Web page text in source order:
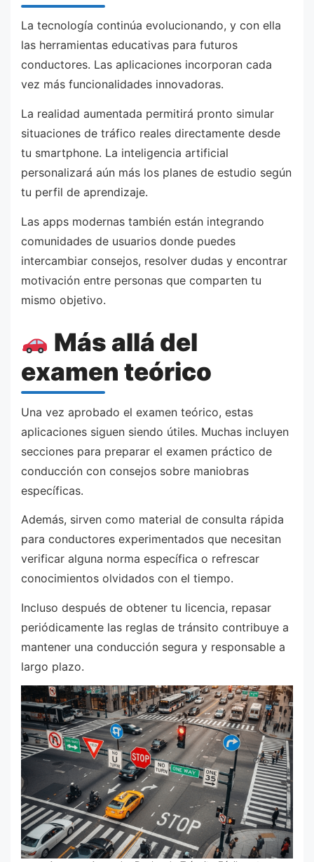
La tecnología continúa evolucionando, y con ella
las herramientas educativas para futuros
conductores. Las aplicaciones incorporan cada
vez más funcionalidades innovadoras.
La realidad aumentada permitirá pronto simular
situaciones de tráfico reales directamente desde
tu smartphone. La inteligencia artificial
personalizará aún más los planes de estudio según
tu perfil de aprendizaje.
Las apps modernas también están integrando
comunidades de usuarios donde puedes
intercambiar consejos, resolver dudas y encontrar
motivación entre personas que comparten tu
mismo objetivo.
Más allá del
examen teórico
Una vez aprobado el examen teórico, estas
aplicaciones siguen siendo útiles. Muchas incluyen
secciones para preparar el examen práctico de
conducción con consejos sobre maniobras
específicas.
Además, sirven como material de consulta rápida
para conductores experimentados que necesitan
verificar alguna norma específica o refrescar
conocimientos olvidados con el tiempo.
Incluso después de obtener tu licencia, repasar
periódicamente las reglas de tránsito contribuye a
mantener una conducción segura y responsable a
largo plazo.